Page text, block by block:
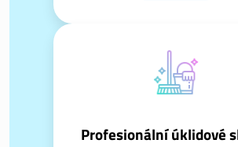
Profesionální úklidové